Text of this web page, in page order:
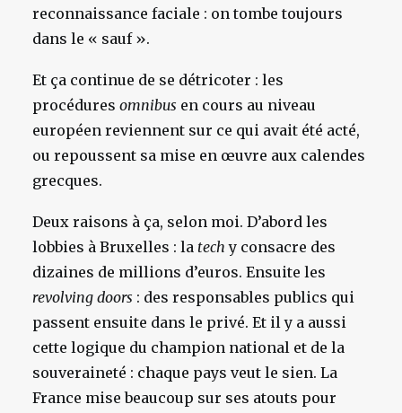
reconnaissance faciale : on tombe toujours
dans le « sauf ».
Et ça continue de se détricoter : les
procédures omnibus en cours au niveau
européen reviennent sur ce qui avait été acté,
ou repoussent sa mise en œuvre aux calendes
grecques.
Deux raisons à ça, selon moi. D’abord les
lobbies à Bruxelles : la tech y consacre des
dizaines de millions d’euros. Ensuite les
revolving doors : des responsables publics qui
passent ensuite dans le privé. Et il y a aussi
cette logique du champion national et de la
souveraineté : chaque pays veut le sien. La
France mise beaucoup sur ses atouts pour